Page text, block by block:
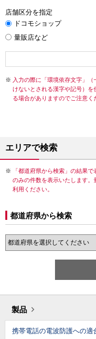
店舗区分を指定
ドコモショップ
量販店など
入力の際に「環境依存文字」
けないとされる漢字や記号）
る場合がありますのでご注意く
エリアで検索
「都道府県から検索」の結果
のみの件数を表示いたします
利用ください。
都道府県から検索
製品
携帯電話の電波防護への適